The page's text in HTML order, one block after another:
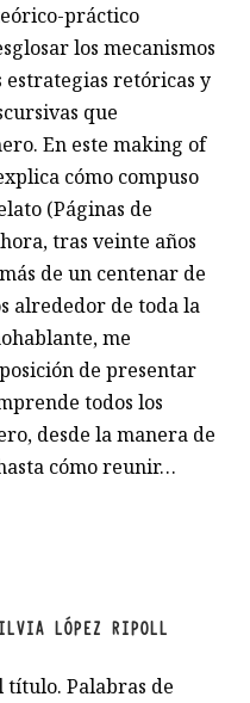
práctico
los mecanismos
estrategias retóricas y
que
En este making of
cómo compuso
(Páginas de
tras veinte años
de un centenar de
alrededor de toda la
me
de presentar
todos los
desde la manera de
cómo reunir…
LÓPEZ RIPOLL
título. Palabras de